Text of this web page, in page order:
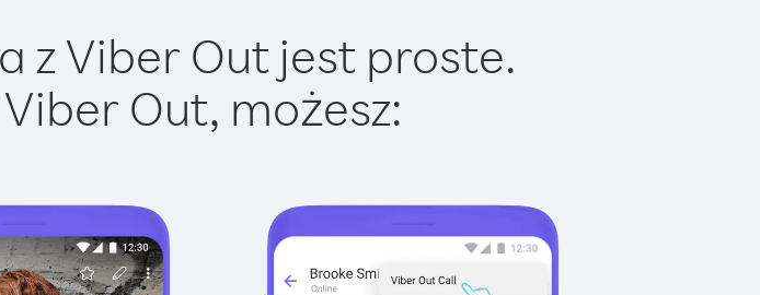
z Viber Out jest proste.
Out, możesz: